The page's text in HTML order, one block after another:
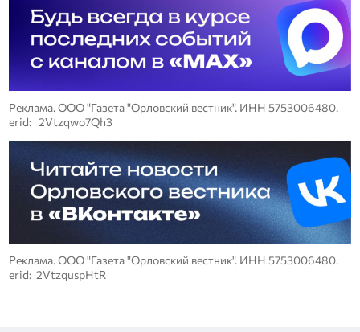
Реклама. ООО "Газета "Орловский вестник". ИНН 5753006480.
erid: 2Vtzqwo7Qh3
Реклама. ООО "Газета "Орловский вестник". ИНН 5753006480.
erid: 2VtzquspHtR